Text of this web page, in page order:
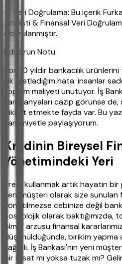
✔ Veri Doğrulama: Bu içerik
Analisti & Finansal Veri
doğrulanmıştır.
Editörün Notu:
Son 10 yıldır bankacılık
sık rastladığım hata: insanlar
toplam maliyeti unutuyor. İş
kampanyaları cazip görünse
dikkat etmekte fayda var. Bu
samimiyetle paylaşıyorum.
Kredinin Bireysel
Yönetimindeki Yeri
Kredi kullanmak artık hayatın bir
yeni müşteri olarak size sunulan
yönetilmezse cebinize değil
Sosyolojik olarak
olma" arzusu finansal
düşünüldüğünde, birikim yapma
sağlıklı. İş Bankası'nın yeni
bir fırsat mı yoksa tuzak mı?